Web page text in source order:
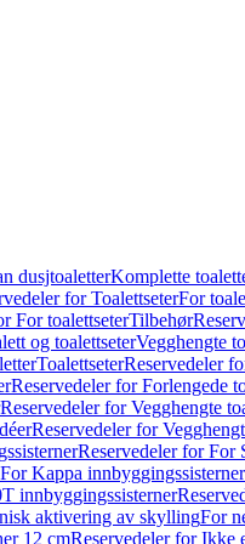
dusjtoaletterKomplette
for ToalettseterFor
For toalettseterTilbehør
og toalettseterVegghengte
ToalettseterReservedeler
Reservedeler for Forlengede
Reservedeler for Vegghengte
Reservedeler for
Reservedeler for For
Kappa innbyggingssisterner
innbyggingssisterner
aktivering av skyllingFor
12 cmReservedeler for Ikke